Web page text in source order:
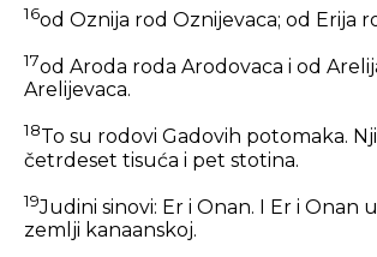
16od Oznija rod Oznijevaca; od Erija
17od Aroda roda Arodovaca i od
Arelijevaca.
18To su rodovi Gadovih potomaka.
četrdeset tisuća i pet stotina.
19Judini sinovi: Er i Onan. I Er i Onan
zemlji kanaanskoj.